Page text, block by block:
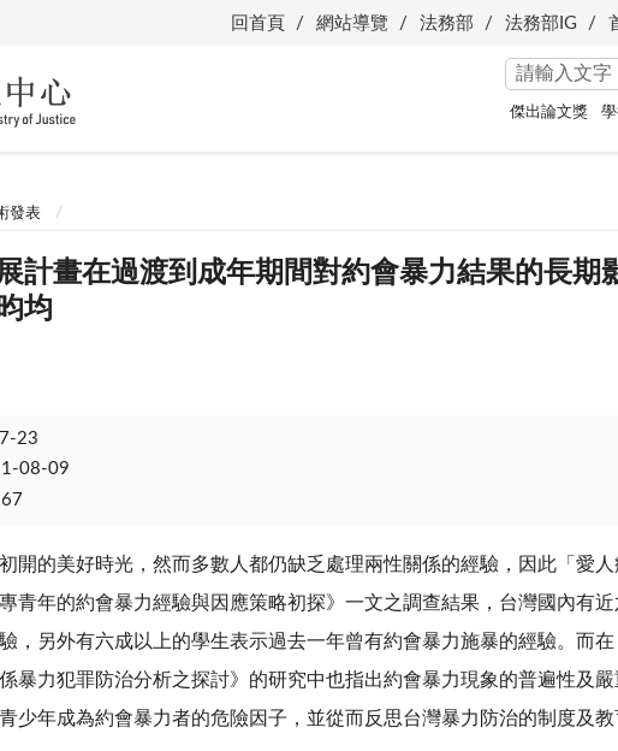
回首頁 網站導覽 法務部 法務部IG
傑出論文獎
發表
計畫在過渡到成年期間對約會暴力結果的長期
均
23
08-09
的美好時光，然而多數人都仍缺乏處理兩性關係的經驗，因此「愛人
青年的約會暴力經驗與因應策略初探》一文之調查結果，台灣國內有
，另外有六成以上的學生表示過去一年曾有約會暴力施暴的經驗。而
暴力犯罪防治分析之探討》的研究中也指出約會暴力現象的普遍性及
少年成為約會暴力者的危險因子，並從而反思台灣暴力防治的制度及教